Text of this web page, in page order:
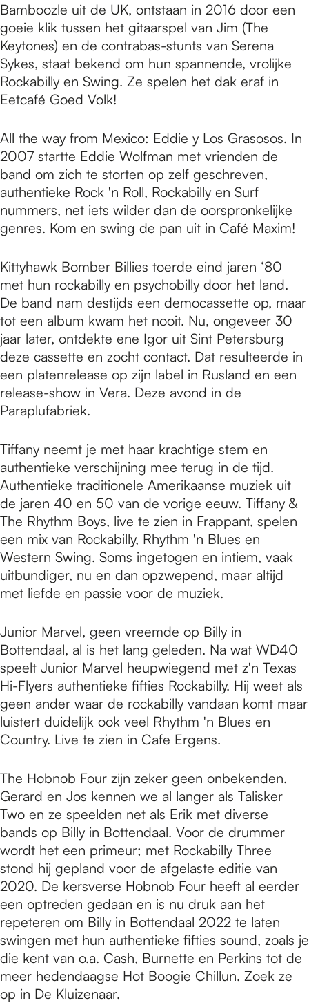
Bamboozle uit de UK, ontstaan in 2016 door een
goeie klik tussen het gitaarspel van Jim (The
Keytones) en de contrabas-stunts van Serena
Sykes, staat bekend om hun spannende, vrolijke
Rockabilly en Swing. Ze spelen het dak eraf in
Eetcafé Goed Volk!
All the way from Mexico: Eddie y Los Grasosos. In
2007 startte Eddie Wolfman met vrienden de
band om zich te storten op zelf geschreven,
authentieke Rock 'n Roll, Rockabilly en Surf
nummers, net iets wilder dan de oorspronkelijke
genres. Kom en swing de pan uit in Café Maxim!
Kittyhawk Bomber Billies toerde eind jaren ‘80
met hun rockabilly en psychobilly door het land.
De band nam destijds een democassette op, maar
tot een album kwam het nooit. Nu, ongeveer 30
jaar later, ontdekte ene Igor uit Sint Petersburg
deze cassette en zocht contact. Dat resulteerde in
een platenrelease op zijn label in Rusland en een
release-show in Vera. Deze avond in de
Paraplufabriek.
Tiffany neemt je met haar krachtige stem en
authentieke verschijning mee terug in de tijd.
Authentieke traditionele Amerikaanse muziek uit
de jaren 40 en 50 van de vorige eeuw. Tiffany &
The Rhythm Boys, live te zien in Frappant, spelen
een mix van Rockabilly, Rhythm 'n Blues en
Western Swing. Soms ingetogen en intiem, vaak
uitbundiger, nu en dan opzwepend, maar altijd
met liefde en passie voor de muziek.
Junior Marvel, geen vreemde op Billy in
Bottendaal, al is het lang geleden. Na wat WD40
speelt Junior Marvel heupwiegend met z'n Texas
Hi-Flyers authentieke fifties Rockabilly. Hij weet als
geen ander waar de rockabilly vandaan komt maar
luistert duidelijk ook veel Rhythm 'n Blues en
Country. Live te zien in Cafe Ergens.
The Hobnob Four zijn zeker geen onbekenden.
Gerard en Jos kennen we al langer als Talisker
Two en ze speelden net als Erik met diverse
bands op Billy in Bottendaal. Voor de drummer
wordt het een primeur; met Rockabilly Three
stond hij gepland voor de afgelaste editie van
2020. De kersverse Hobnob Four heeft al eerder
een optreden gedaan en is nu druk aan het
repeteren om Billy in Bottendaal 2022 te laten
swingen met hun authentieke fifties sound, zoals je
die kent van o.a. Cash, Burnette en Perkins tot de
meer hedendaagse Hot Boogie Chillun. Zoek ze
op in De Kluizenaar.